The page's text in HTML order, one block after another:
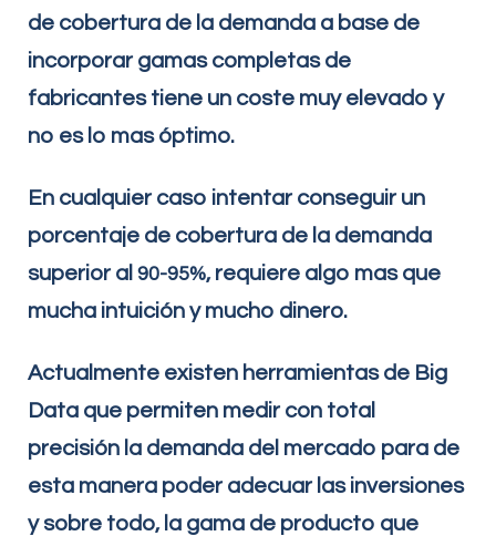
de cobertura de la demanda a base de
incorporar gamas completas de
fabricantes tiene un coste muy elevado y
no es lo mas óptimo.
En cualquier caso intentar conseguir un
porcentaje de cobertura de la demanda
superior al 90-95%, requiere algo mas que
mucha intuición y mucho dinero.
Actualmente existen herramientas de Big
Data que permiten medir con total
precisión la demanda del mercado para de
esta manera poder adecuar las inversiones
y sobre todo, la gama de producto que